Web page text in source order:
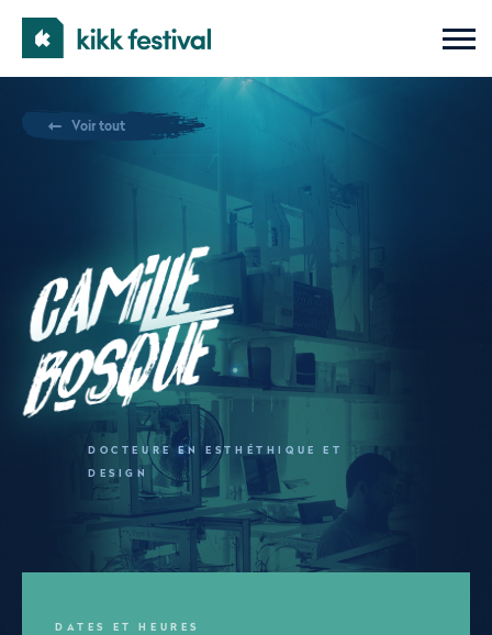
KIKK
menu
Voir tout
Camille
Bosque
DOCTEURE EN ESTHÉTHIQUE ET
DESIGN
DATES ET HEURES